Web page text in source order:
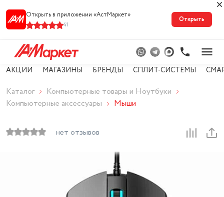
Открыть в приложении «АстМарке‪т‬»
41
Открыть
АКЦИИ МАГАЗИНЫ БРЕНДЫ СПЛИТ-СИСТЕМЫ
Каталог
Компьютерные товары и Ноутбуки
Компьютерные аксессуары
Мыши
нет отзывов